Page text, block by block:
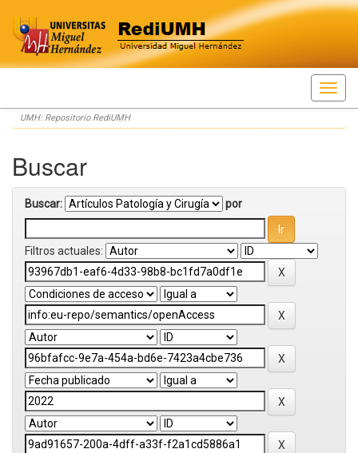
Skip
navigation
UMH: Repositorio RediUMH
Buscar
Buscar: por
Filtros actuales: